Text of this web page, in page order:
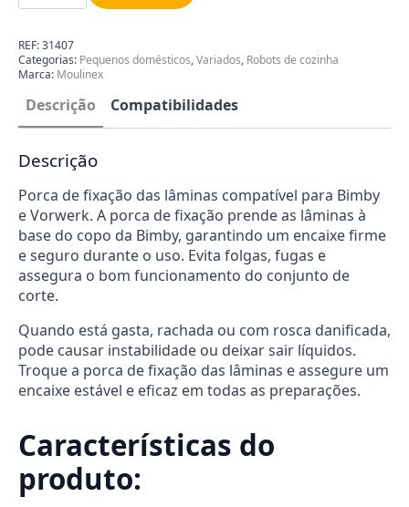
de
das
Lâminas
Compatível
para
Bimby
TM3300
31407
REF:31407
Categorias: Pequenos domésticos,Variados, Robots de cozinha
Marca: Moulinex
Descrição Compatibilidades
Descrição
Porca de fixação das lâminas compatível para Bimby
e Vorwerk. A porca de fixação prende as lâminas à
base do copo da Bimby, garantindo um encaixe firme
e seguro durante o uso. Evita folgas, fugas e
assegura o bom funcionamento do conjunto de
corte.
Quando está gasta, rachada ou com rosca danificada,
pode causar instabilidade ou deixar sair líquidos.
Troque a porca de fixação das lâminas e assegure um
encaixe estável e eficaz em todas as preparações.
Características do
produto: